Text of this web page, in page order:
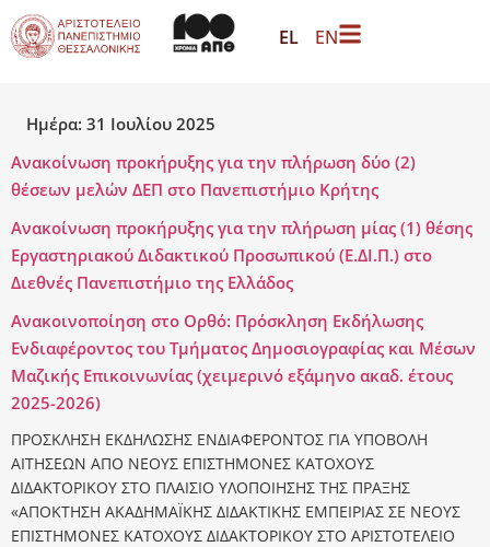
περιεχόμενο
EL EN
Ημέρα: 31 Ιουλίου 2025
Ανακοίνωση προκήρυξης για την πλήρωση δύο (2)
θέσεων μελών ΔΕΠ στο Πανεπιστήμιο Κρήτης
Ανακοίνωση προκήρυξης για την πλήρωση μίας (1) θέσης
Εργαστηριακού Διδακτικού Προσωπικού (Ε.ΔΙ.Π.) στο
Διεθνές Πανεπιστήμιο της Ελλάδος
Ανακοινοποίηση στο Ορθό: Πρόσκληση Εκδήλωσης
Ενδιαφέροντος του Τμήματος Δημοσιογραφίας και Μέσων
Μαζικής Επικοινωνίας (χειμερινό εξάμηνο ακαδ. έτους
2025-2026)
ΠΡΟΣΚΛΗΣΗ ΕΚΔΗΛΩΣΗΣ ΕΝΔΙΑΦΕΡΟΝΤΟΣ ΓΙΑ ΥΠΟΒΟΛΗ
ΑΙΤΗΣΕΩΝ ΑΠΟ ΝΕΟΥΣ ΕΠΙΣΤΗΜΟΝΕΣ ΚΑΤΟΧΟΥΣ
ΔΙΔΑΚΤΟΡΙΚΟΥ ΣΤΟ ΠΛΑΙΣΙΟ ΥΛΟΠΟΙΗΣΗΣ ΤΗΣ ΠΡΑΞΗΣ
«ΑΠΟΚΤΗΣΗ ΑΚΑΔΗΜΑΪΚΗΣ ΔΙΔΑΚΤΙΚΗΣ ΕΜΠΕΙΡΙΑΣ ΣΕ ΝΕΟΥΣ
ΕΠΙΣΤΗΜΟΝΕΣ ΚΑΤΟΧΟΥΣ ΔΙΔΑΚΤΟΡΙΚΟΥ ΣΤΟ ΑΡΙΣΤΟΤΕΛΕΙΟ